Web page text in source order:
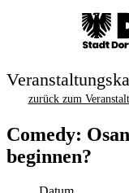
zurück zum
Comedy:
beginnen?